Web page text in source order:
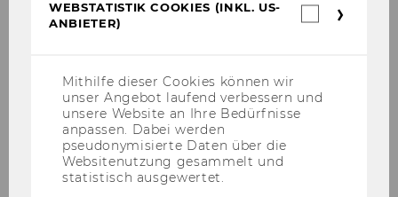
StartClim Förderung für Teresa Weber
Das Pro­jekt „De­mo­kra­ti­sche In­no­va­tio­nen im
Kli­ma­wan­del: Ak­zep­tanz und Rechts­si­cher­heit
für ge­rech­te Trans­for­ma­ti­ons­pro­zes­se“ wird
von Start­Clim ge­för­dert.
WEBSTATISTIK COOKIES (INKL. US-
ANBIETER)
Mithilfe dieser Cookies können wir
unser Angebot laufend verbessern und
unsere Website an Ihre Bedürfnisse
anpassen. Dabei werden
pseudonymisierte Daten über die
Websitenutzung gesammelt und
statistisch ausgewertet.